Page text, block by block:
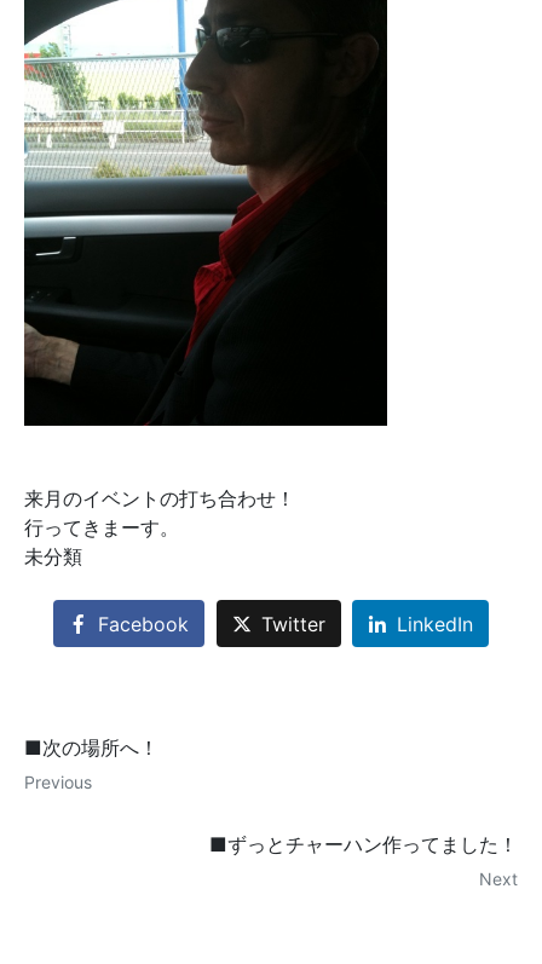
来月のイベントの打ち合わせ！
行ってきまーす。
未分類
Facebook Twitter LinkedIn
■次の場所へ！
Previous
■ずっとチャーハン作ってました！
Next